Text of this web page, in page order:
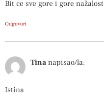
Bit ce sve gore i gore nažalost
Odgovori
Tina napisao/la:
Istina